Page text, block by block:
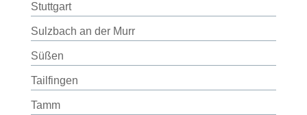
Stuttgart
Sulzbach an der Murr
Süßen
Tailfingen
Tamm